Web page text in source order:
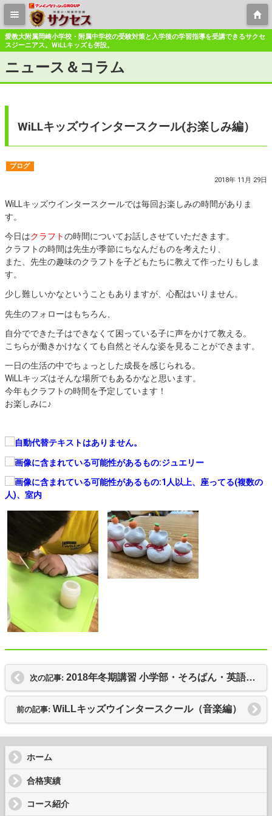
愛教大附属岡崎小学校・附属中学校の受験対策と入学後の学習指導を受講できるサクセ
スジーニアス。WiLLキッズも併設。
ニュース＆コラム
WiLLキッズウインタースクール(お楽しみ編）
ブログ
2018年 11月 29日
WiLLキッズウインタースクールでは毎回お楽しみの時間がありま
す。
今日はクラフトの時間についてお話しさせていただきます。
クラフトの時間は先生が季節にちなんだものを考えたり、
また、先生の趣味のクラフトを子どもたちに教えて作ったりもしま
す。
少し難しいかなということもありますが、心配はいりません。
先生のフォローはもちろん、
自分でできた子はできなくて困っている子に声をかけて教える。
こちらが働きかけなくても自然とそんな姿を見ることができます。
一日の生活の中でちょっとした成長を感じられる。
WiLLキッズはそんな場所でもあるかなと思います。
今年もクラフトの時間を予定しています！
お楽しみに♪
次の記事: 2018年冬期講習 小学部・そろばん・英語・ウインタースクールのご案内
前の記事: WiLLキッズウインタースクール（音楽編）
ホーム
合格実績
コース紹介